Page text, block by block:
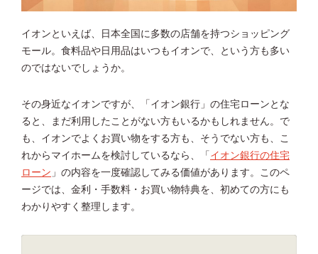
イオンといえば、日本全国に多数の店舗を持つショッピング
モール。食料品や日用品はいつもイオンで、という方も多い
のではないでしょうか。
その身近なイオンですが、「イオン銀行」の住宅ローンとな
ると、まだ利用したことがない方もいるかもしれません。で
も、イオンでよくお買い物をする方も、そうでない方も、こ
れからマイホームを検討しているなら、「 イオン銀行の住宅
ローン 」の内容を一度確認してみる価値があります。このペ
ージでは、金利・手数料・お買い物特典を、初めての方にも
わかりやすく整理します。